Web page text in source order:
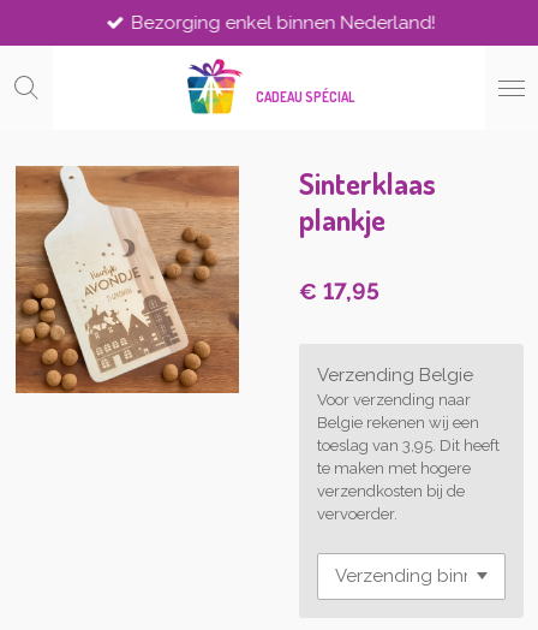
direct
naar
CADEAU SPÉCIAL
Bezorging enkel binnen Nederland!
Sinterklaas
plankje
€ 17,95
Verzending Belgie
Voor verzending naar
Belgie rekenen wij een
toeslag van 3,95. Dit heeft
te maken met hogere
verzendkosten bij de
vervoerder.